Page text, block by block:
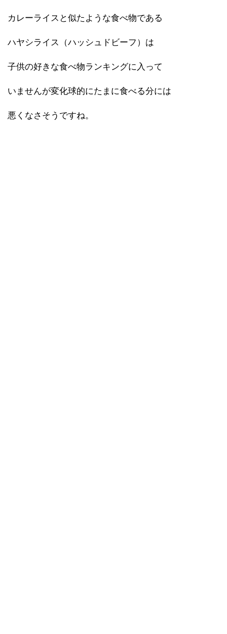
カレーライスと似たような食べ物である
ハヤシライス（ハッシュドビーフ）は
子供の好きな食べ物ランキングに入って
いませんが変化球的にたまに食べる分には
悪くなさそうですね。